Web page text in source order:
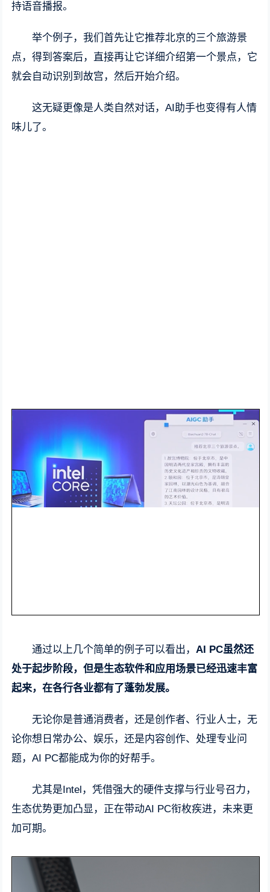
持语音播报。
举个例子，我们首先让它推荐北京的三个旅游景
点，得到答案后，直接再让它详细介绍第一个景点，它
就会自动识别到故宫，然后开始介绍。
这无疑更像是人类自然对话，AI助手也变得有人情
味儿了。
通过以上几个简单的例子可以看出，AI PC虽然还
处于起步阶段，但是生态软件和应用场景已经迅速丰富
起来，在各行各业都有了蓬勃发展。
无论你是普通消费者，还是创作者、行业人士，无
论你想日常办公、娱乐，还是内容创作、处理专业问
题，AI PC都能成为你的好帮手。
尤其是Intel，凭借强大的硬件支撑与行业号召力，
生态优势更加凸显，正在带动AI PC衔枚疾进，未来更
加可期。